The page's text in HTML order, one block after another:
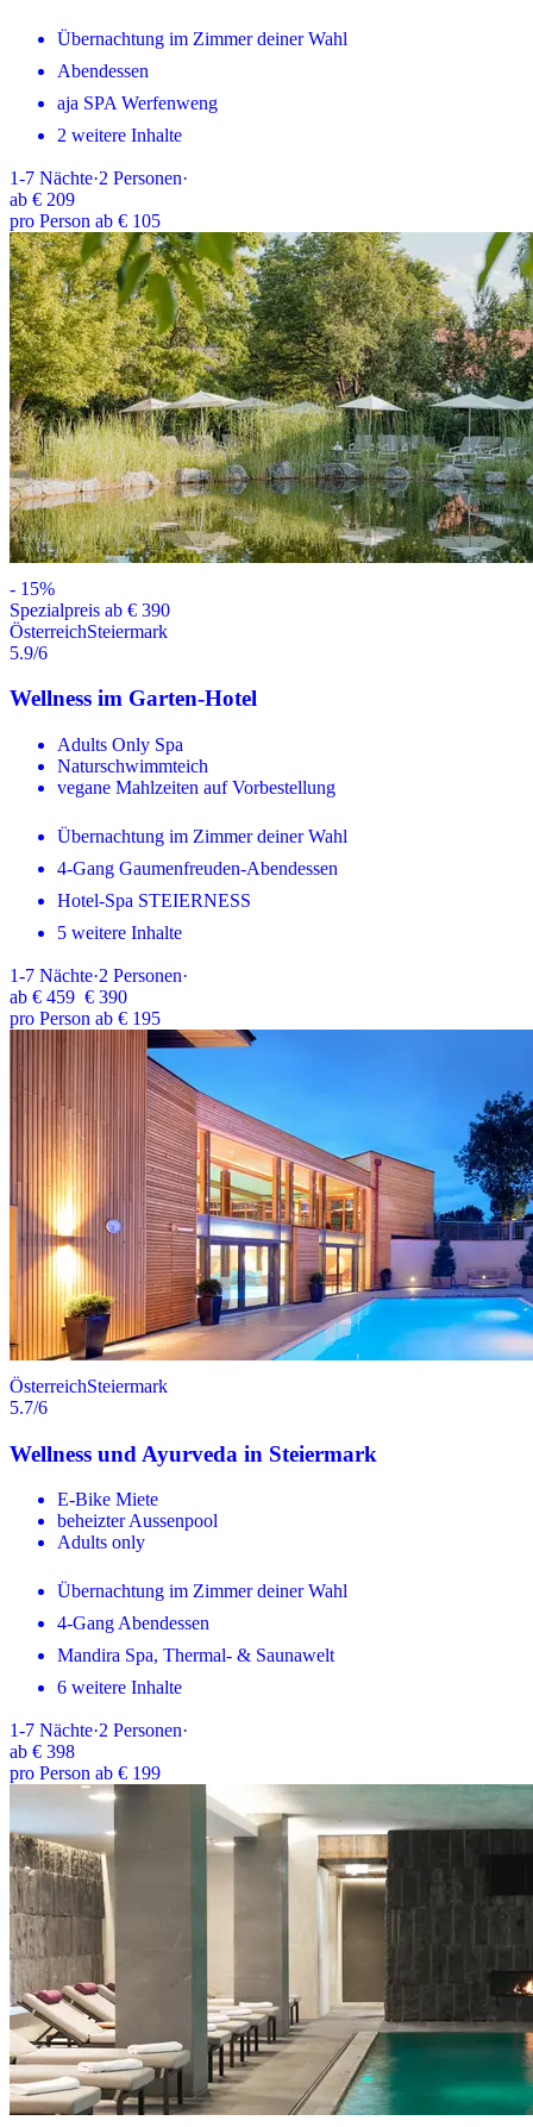
Übernachtung im Zimmer deiner Wahl
Abendessen
aja SPA Werfenweng
2 weitere Inhalte
1-7 Nächte·2 Personen·
ab € 209
pro Person ab € 105
- 15%
Spezialpreis ab € 390
ÖsterreichSteiermark
5.9/6
Wellness im Garten-Hotel
Adults Only Spa
Naturschwimmteich
vegane Mahlzeiten auf Vorbestellung
Übernachtung im Zimmer deiner Wahl
4-Gang Gaumenfreuden-Abendessen
Hotel-Spa STEIERNESS
5 weitere Inhalte
1-7 Nächte·2 Personen·
ab € 459 € 390
pro Person ab € 195
ÖsterreichSteiermark
5.7/6
Wellness und Ayurveda in Steiermark
E-Bike Miete
beheizter Aussenpool
Adults only
Übernachtung im Zimmer deiner Wahl
4-Gang Abendessen
Mandira Spa, Thermal- & Saunawelt
6 weitere Inhalte
1-7 Nächte·2 Personen·
ab € 398
pro Person ab € 199